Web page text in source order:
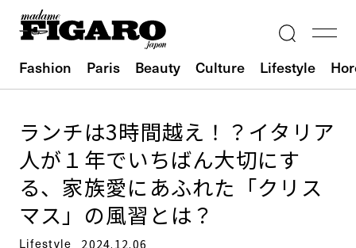
Fashion Paris Beauty Culture Lifestyle
ランチは3時間越え！？イタリア
人が１年でいちばん大切にす
る、家族愛にあふれた「クリス
マス」の風習とは？
Lifestyle 2024.12.06